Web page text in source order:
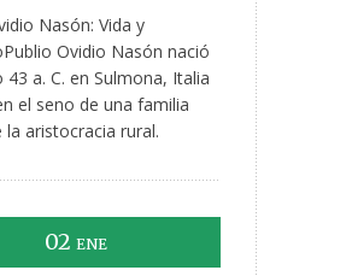
Nasón: Vida y
Ovidio Nasón nació
43 a. C. en Sulmona, Italia
el seno de una familia
la aristocracia rural.
02 ENE